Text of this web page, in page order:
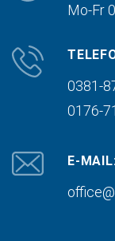
Mo-Fr
0381-
0176-
E-